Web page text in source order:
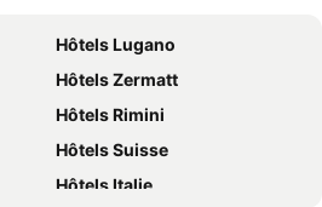
Hôtels Lugano
Hôtels Zermatt
Hôtels Rimini
Hôtels Suisse
Hôtels Italie